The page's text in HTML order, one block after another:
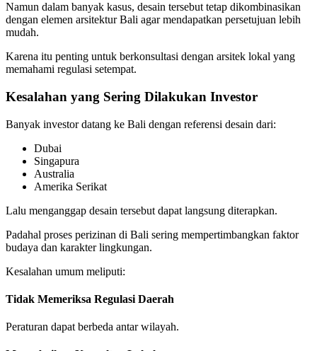
Namun dalam banyak kasus, desain tersebut tetap dikombinasikan
dengan elemen arsitektur Bali agar mendapatkan persetujuan lebih
mudah.
Karena itu penting untuk berkonsultasi dengan arsitek lokal yang
memahami regulasi setempat.
Kesalahan yang Sering Dilakukan Investor
Banyak investor datang ke Bali dengan referensi desain dari:
Dubai
Singapura
Australia
Amerika Serikat
Lalu menganggap desain tersebut dapat langsung diterapkan.
Padahal proses perizinan di Bali sering mempertimbangkan faktor
budaya dan karakter lingkungan.
Kesalahan umum meliputi:
Tidak Memeriksa Regulasi Daerah
Peraturan dapat berbeda antar wilayah.